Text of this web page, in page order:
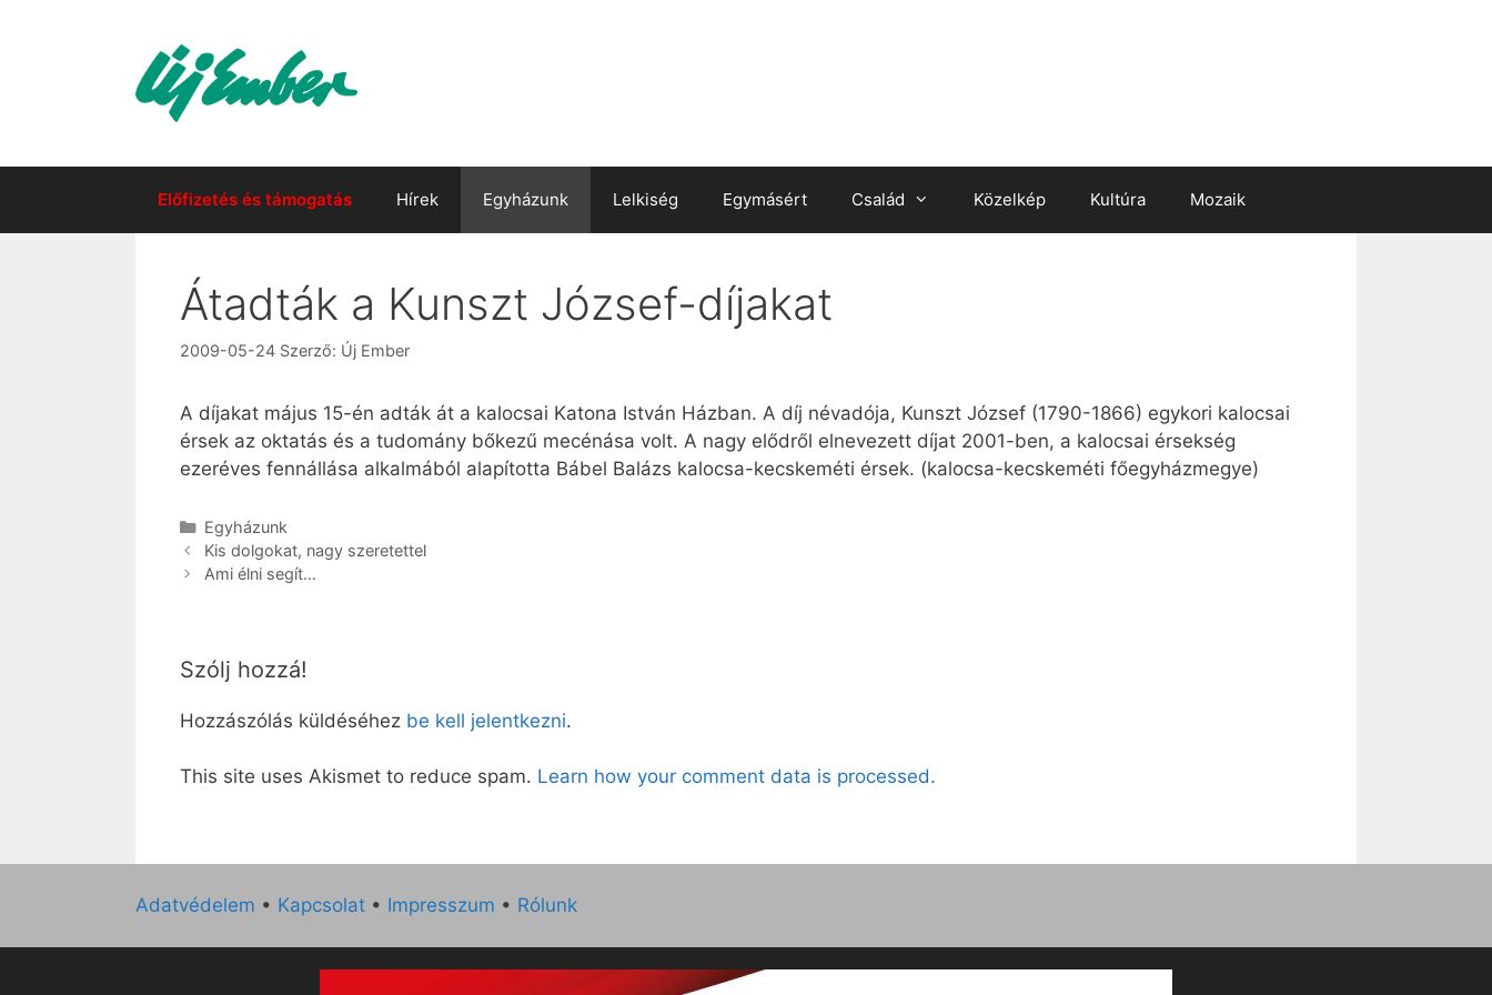
Előfizetés és támogatás Hírek Egyházunk Lelkiség Egymásért Család Közelkép Kultúra Mozaik
Átadták a Kunszt József-díjakat
2009-05-24 Szerző: Új Ember
A díjakat május 15-én adták át a kalocsai Katona István Házban. A díj névadója, Kunszt József (1790-1866) egykori kalocsai
érsek az oktatás és a tudomány bőkezű mecénása volt. A nagy elődről elnevezett díjat 2001-ben, a kalocsai érsekség
ezeréves fennállása alkalmából alapította Bábel Balázs kalocsa-kecskeméti érsek. (kalocsa-kecskeméti főegyházmegye)
Kategória
Egyházunk
Kis dolgokat, nagy szeretettel
Ami élni segít…
Szólj hozzá!
Hozzászólás küldéséhez be kell jelentkezni.
This site uses Akismet to reduce spam. Learn how your comment data is processed.
Adatvédelem • Kapcsolat • Impresszum • Rólunk